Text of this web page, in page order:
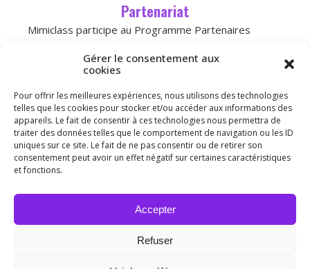
Gérer le consentement aux
cookies
Pour offrir les meilleures expériences, nous utilisons des technologies
telles que les cookies pour stocker et/ou accéder aux informations des
appareils. Le fait de consentir à ces technologies nous permettra de
traiter des données telles que le comportement de navigation ou les ID
uniques sur ce site. Le fait de ne pas consentir ou de retirer son
consentement peut avoir un effet négatif sur certaines caractéristiques
et fonctions.
Accepter
Refuser
Partenariat
Mimiclass participe au Programme Partenaires
permettre à des sites de percevoir une
versAmazon.fr
Licence
mais de mettre le lien du site.
Ce(tte) œuvre est mise à disposition selon les